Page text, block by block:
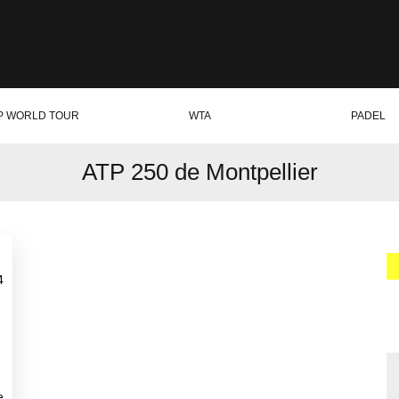
WORLD TOUR WTA PADEL
ATP 250 de Montpellier